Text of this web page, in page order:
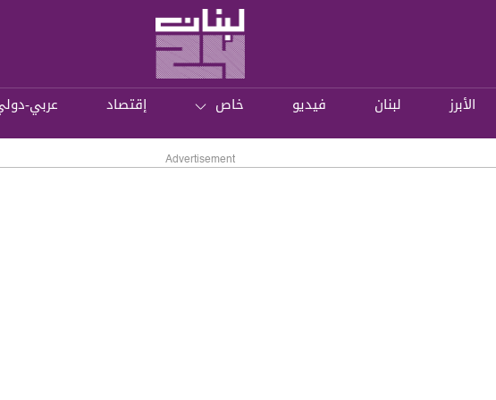
الأبرز لبنان فيديو خاص إقتصاد عربي-
Advertisement